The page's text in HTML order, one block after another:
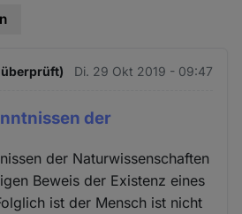
Di. 29 Okt 2019 - 09:47
der
der Naturwissenschaften
Beweis der Existenz eines
ist der Mensch ist nicht